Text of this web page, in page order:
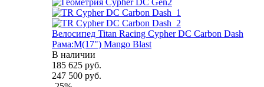
Велосипед Titan Racing Cypher DC Carbon Dash
Рама:M(17") Mango Blast
В наличии
185 625 руб.
247 500 руб.